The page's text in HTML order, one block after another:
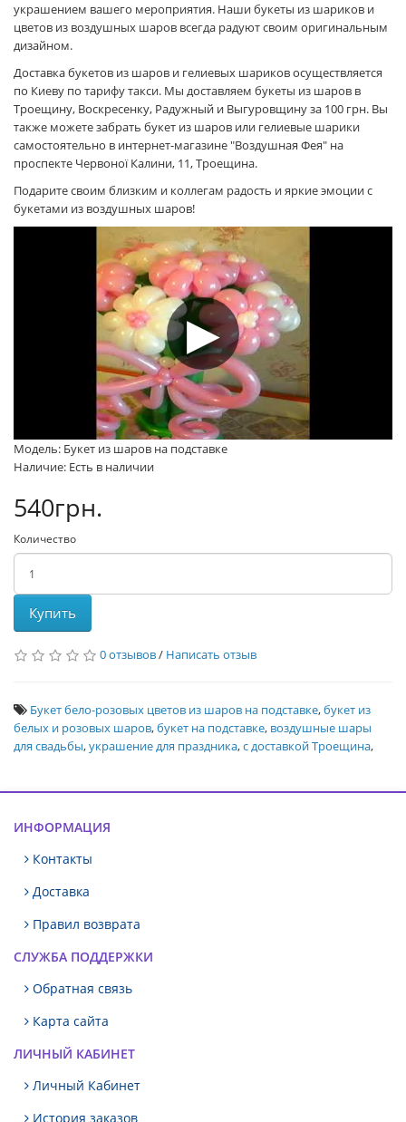
украшением вашего мероприятия. Наши букеты из шариков и
цветов из воздушных шаров всегда радуют своим оригинальным
дизайном.
Доставка букетов из шаров и гелиевых шариков осуществляется
по Киеву по тарифу такси. Мы доставляем букеты из шаров в
Троещину, Воскресенку, Радужный и Выгуровщину за 100 грн. Вы
также можете забрать букет из шаров или гелиевые шарики
самостоятельно в интернет-магазине "Воздушная Фея" на
проспекте Червоної Калини, 11, Троещина.
Подарите своим близким и коллегам радость и яркие эмоции с
букетами из воздушных шаров!
Модель: Букет из шаров на подставке
Наличие: Есть в наличии
540грн.
Количество
Купить
0 отзывов/ Написать отзыв
Букет бело-розовых цветов из шаров на подставке,букет из
белых и розовых шаров,букет на подставке, воздушные шары
для свадьбы,украшение для праздника,с доставкой Троещина,
ИНФОРМАЦИЯ
Контакты
Доставка
Правил возврата
СЛУЖБА ПОДДЕРЖКИ
Обратная связь
Карта сайта
ЛИЧНЫЙ КАБИНЕТ
Личный Кабинет
История заказов